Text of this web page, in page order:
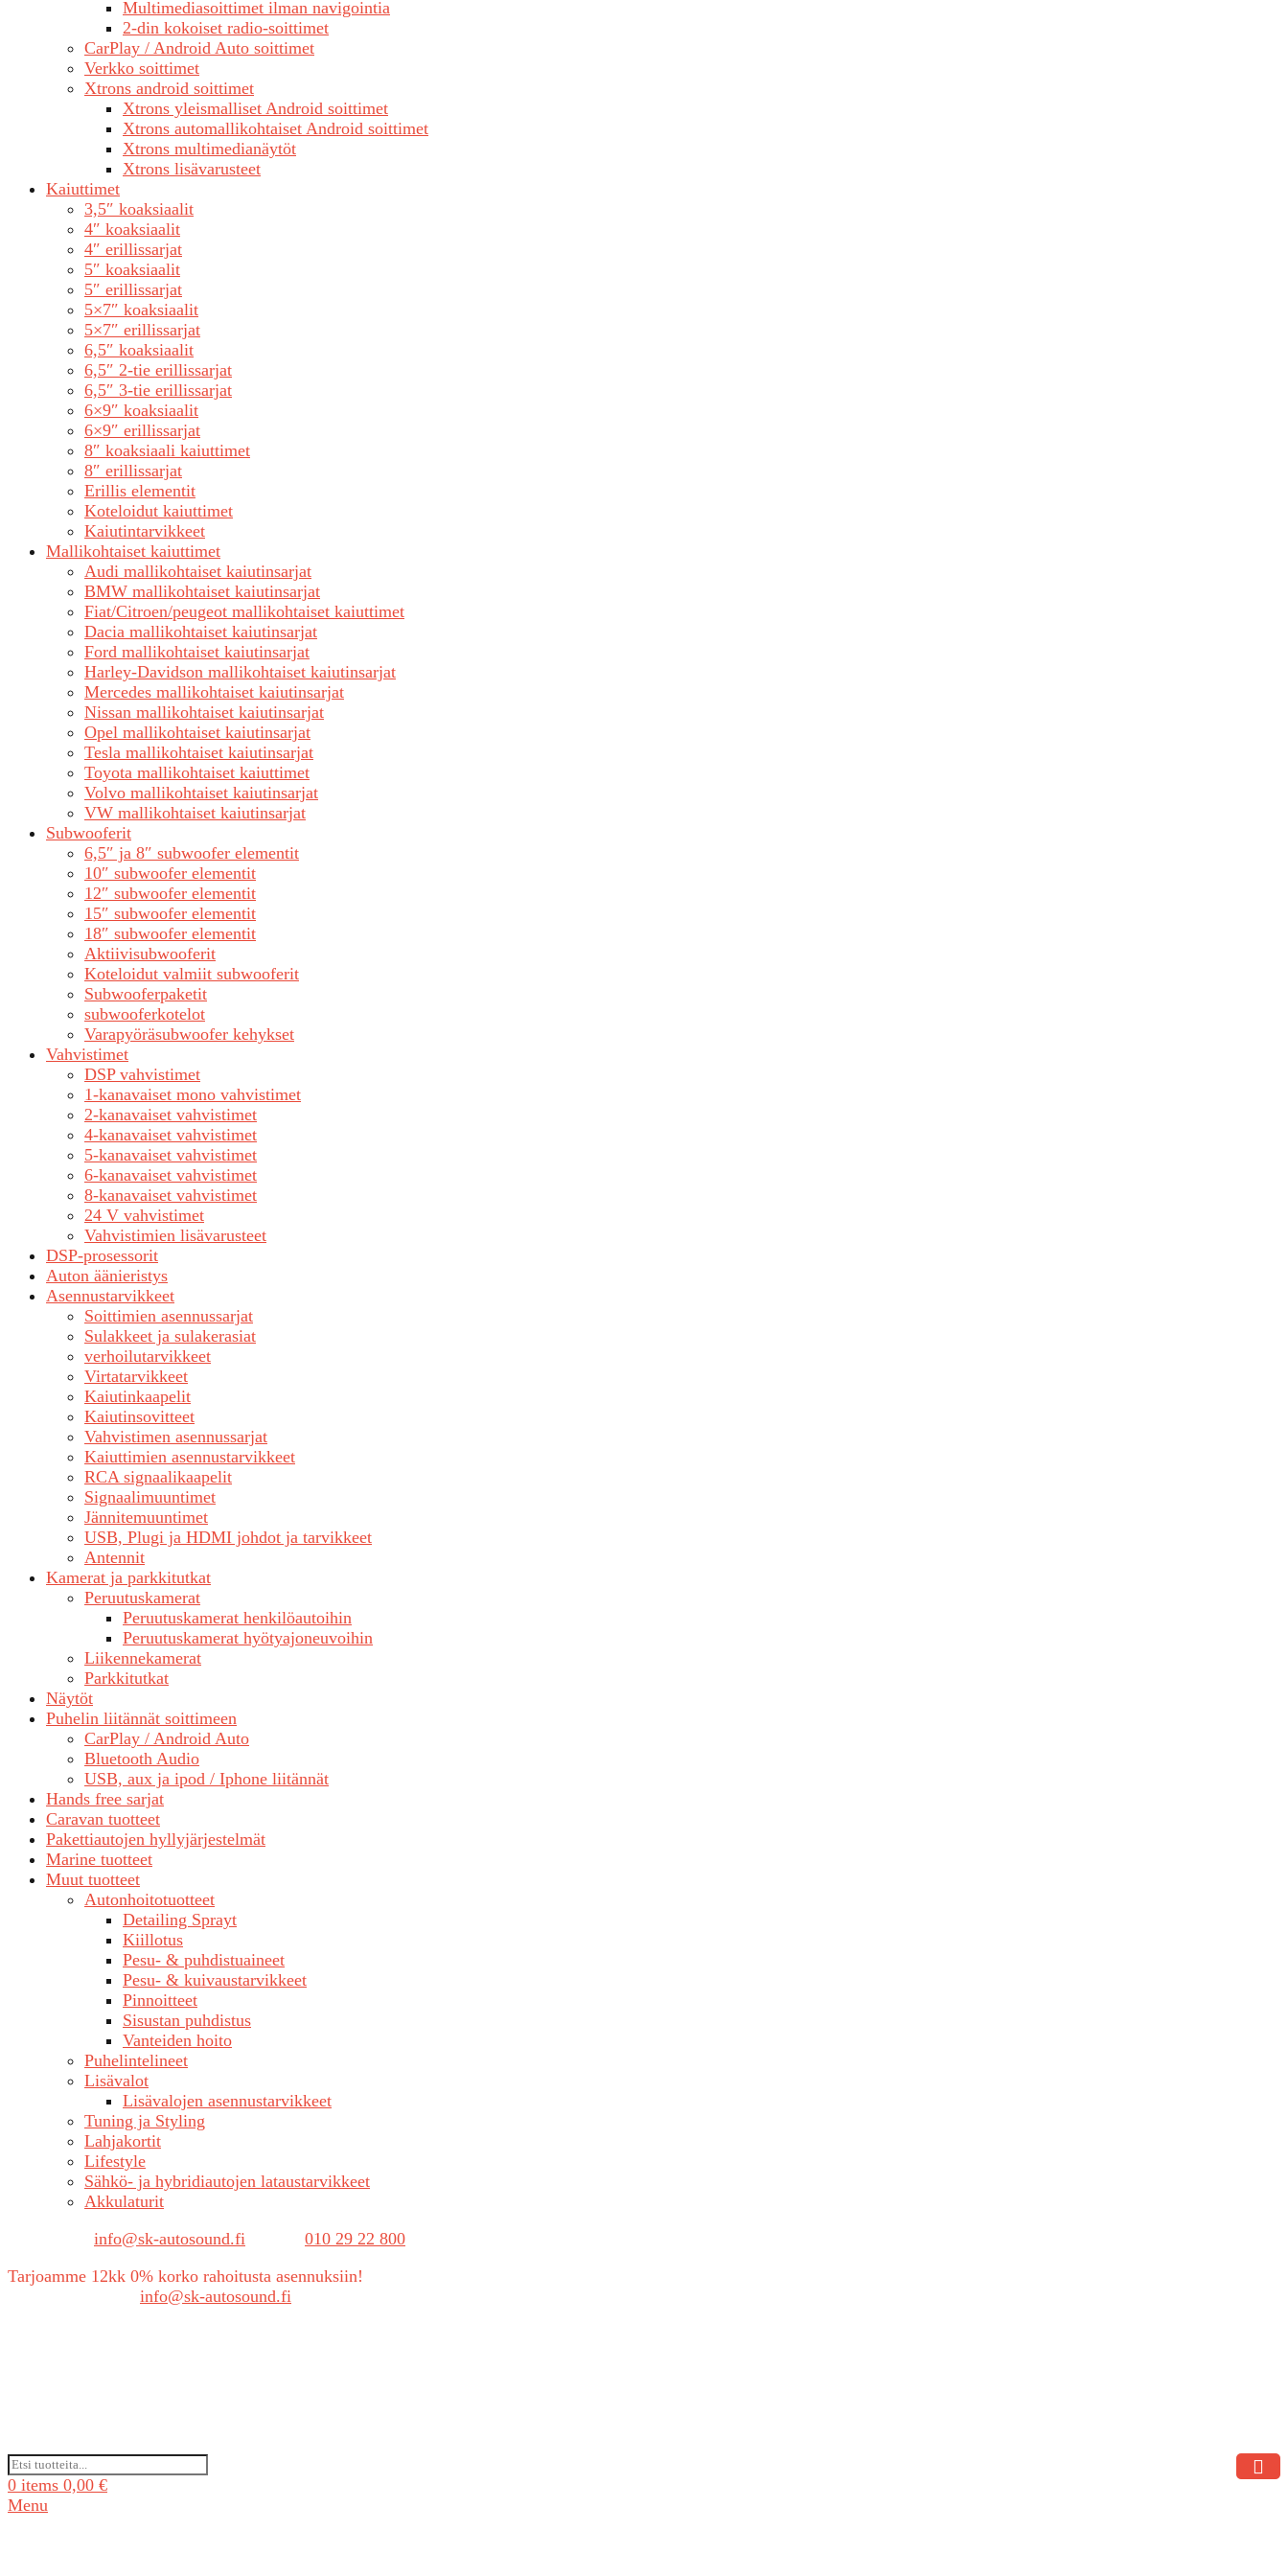
Multimediasoittimet ilman navigointia
2-din kokoiset radio-soittimet
CarPlay / Android Auto soittimet
Verkko soittimet
Xtrons android soittimet
Xtrons yleismalliset Android soittimet
Xtrons automallikohtaiset Android soittimet
Xtrons multimedianäytöt
Xtrons lisävarusteet
Kaiuttimet
3,5″ koaksiaalit
4″ koaksiaalit
4″ erillissarjat
5″ koaksiaalit
5″ erillissarjat
5×7″ koaksiaalit
5×7″ erillissarjat
6,5″ koaksiaalit
6,5″ 2-tie erillissarjat
6,5″ 3-tie erillissarjat
6×9″ koaksiaalit
6×9″ erillissarjat
8″ koaksiaali kaiuttimet
8″ erillissarjat
Erillis elementit
Koteloidut kaiuttimet
Kaiutintarvikkeet
Mallikohtaiset kaiuttimet
Audi mallikohtaiset kaiutinsarjat
BMW mallikohtaiset kaiutinsarjat
Fiat/Citroen/peugeot mallikohtaiset kaiuttimet
Dacia mallikohtaiset kaiutinsarjat
Ford mallikohtaiset kaiutinsarjat
Harley-Davidson mallikohtaiset kaiutinsarjat
Mercedes mallikohtaiset kaiutinsarjat
Nissan mallikohtaiset kaiutinsarjat
Opel mallikohtaiset kaiutinsarjat
Tesla mallikohtaiset kaiutinsarjat
Toyota mallikohtaiset kaiuttimet
Volvo mallikohtaiset kaiutinsarjat
VW mallikohtaiset kaiutinsarjat
Subwooferit
6,5″ ja 8″ subwoofer elementit
10″ subwoofer elementit
12″ subwoofer elementit
15″ subwoofer elementit
18″ subwoofer elementit
Aktiivisubwooferit
Koteloidut valmiit subwooferit
Subwooferpaketit
subwooferkotelot
Varapyöräsubwoofer kehykset
Vahvistimet
DSP vahvistimet
1-kanavaiset mono vahvistimet
2-kanavaiset vahvistimet
4-kanavaiset vahvistimet
5-kanavaiset vahvistimet
6-kanavaiset vahvistimet
8-kanavaiset vahvistimet
24 V vahvistimet
Vahvistimien lisävarusteet
DSP-prosessorit
Auton äänieristys
Asennustarvikkeet
Soittimien asennussarjat
Sulakkeet ja sulakerasiat
verhoilutarvikkeet
Virtatarvikkeet
Kaiutinkaapelit
Kaiutinsovitteet
Vahvistimen asennussarjat
Kaiuttimien asennustarvikkeet
RCA signaalikaapelit
Signaalimuuntimet
Jännitemuuntimet
USB, Plugi ja HDMI johdot ja tarvikkeet
Antennit
Kamerat ja parkkitutkat
Peruutuskamerat
Peruutuskamerat henkilöautoihin
Peruutuskamerat hyötyajoneuvoihin
Liikennekamerat
Parkkitutkat
Näytöt
Puhelin liitännät soittimeen
CarPlay / Android Auto
Bluetooth Audio
USB, aux ja ipod / Iphone liitännät
Hands free sarjat
Caravan tuotteet
Pakettiautojen hyllyjärjestelmät
Marine tuotteet
Muut tuotteet
Autonhoitotuotteet
Detailing Sprayt
Kiillotus
Pesu- & puhdistuaineet
Pesu- & kuivaustarvikkeet
Pinnoitteet
Sisustan puhdistus
Vanteiden hoito
Puhelintelineet
Lisävalot
Lisävalojen asennustarvikkeet
Tuning ja Styling
Lahjakortit
Lifestyle
Sähkö- ja hybridiautojen lataustarvikkeet
Akkulaturit
info@sk-autosound.fi
010 29 22 800
Tarjoamme 12kk 0% korko rahoitusta asennuksiin!
info@sk-autosound.fi
0 items 0,00 €
Menu